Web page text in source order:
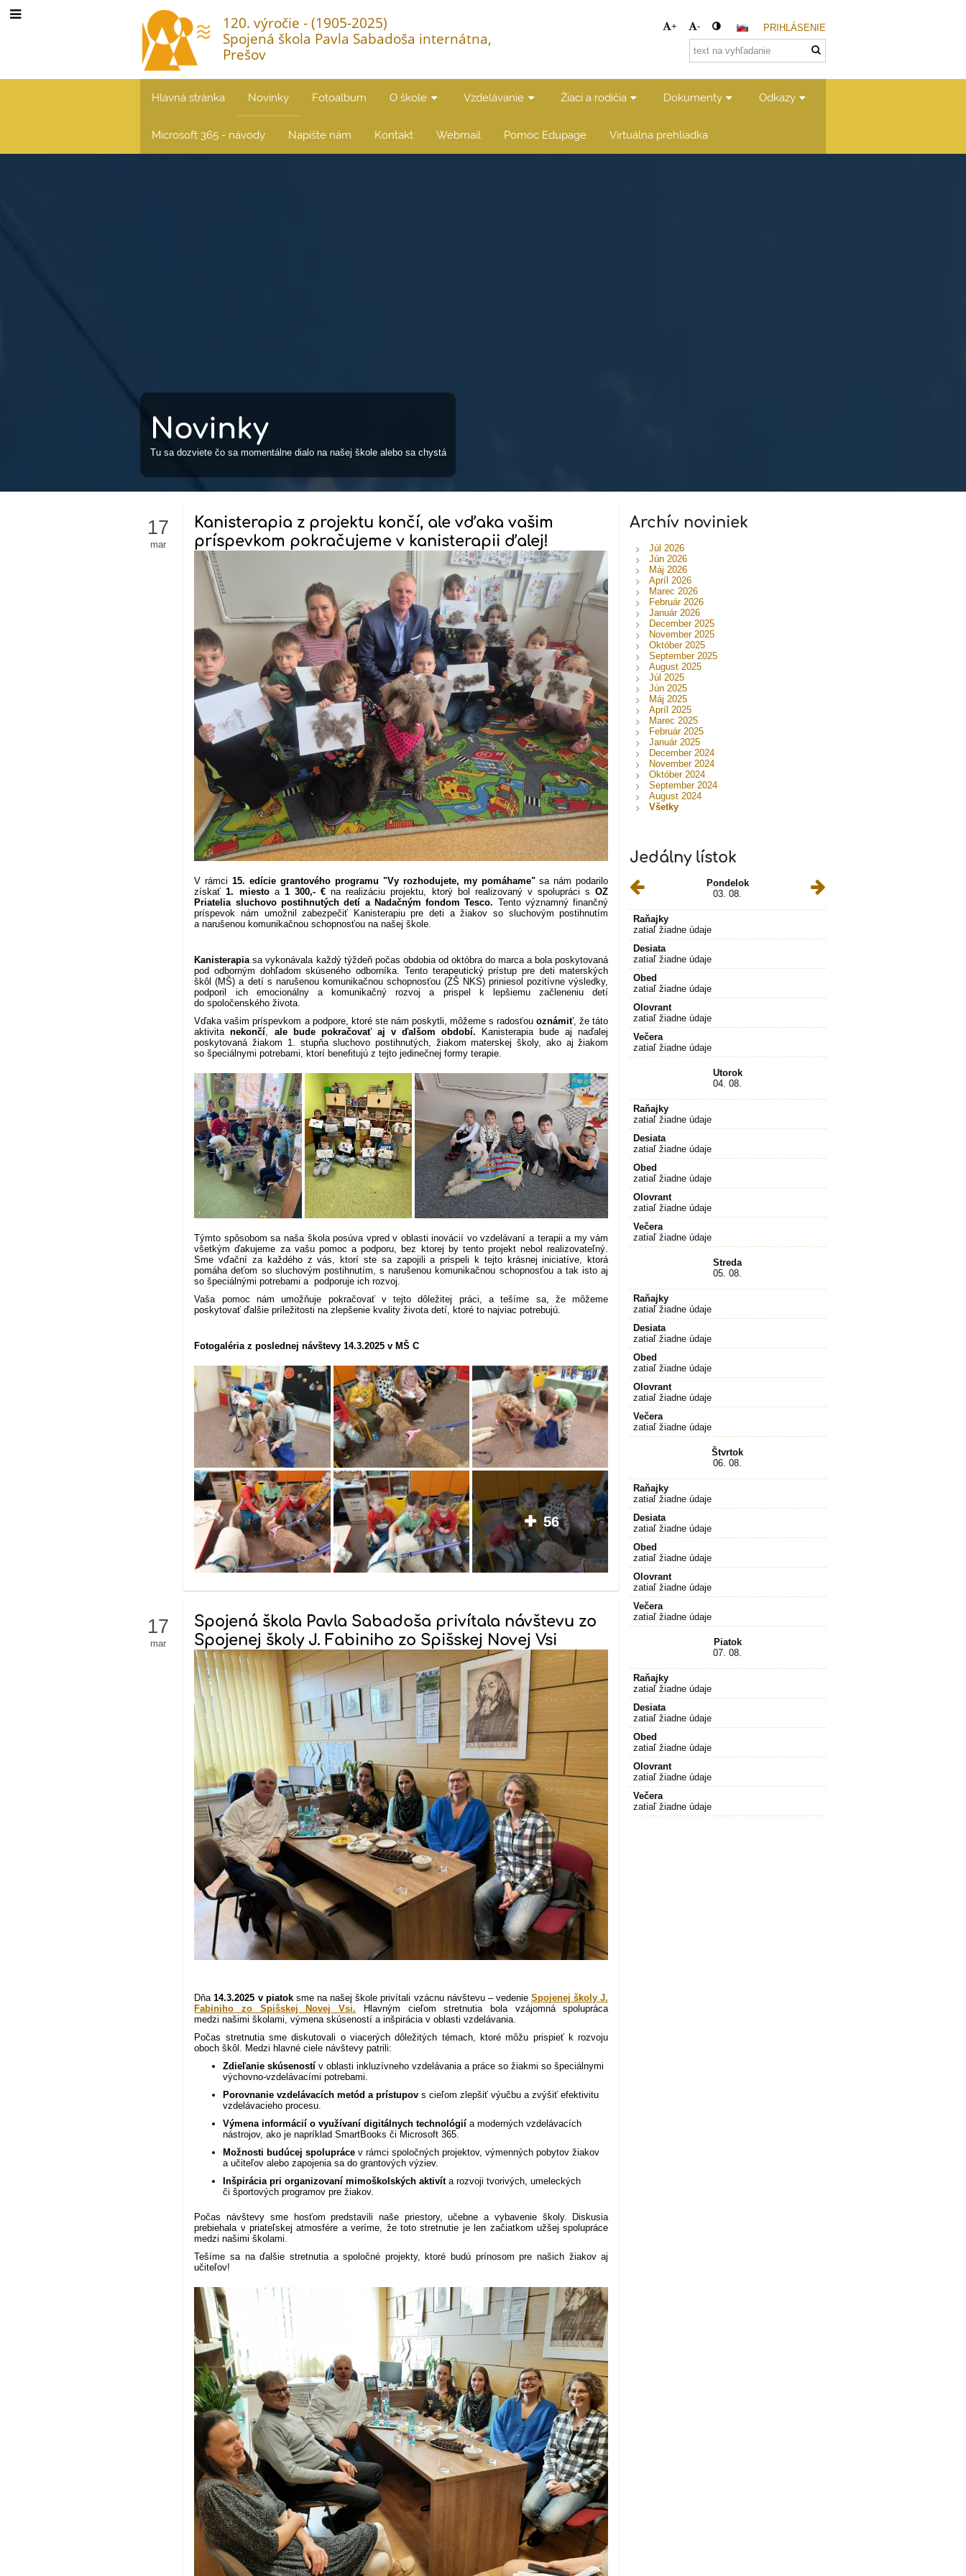
120. výročie - (1905-2025)
Spojená škola Pavla Sabadoša internátna,
Prešov
+ - PRIHLÁSENIE
Hlavná stránka Novinky Fotoalbum O škole Vzdelávanie Žiaci a rodičia Dokumenty Odkazy
Microsoft 365 - návody Napíšte nám Kontakt Webmail Pomoc Edupage Virtuálna prehliadka
Novinky
Tu sa dozviete čo sa momentálne dialo na našej škole alebo sa chystá
17
mar
Kanisterapia z projektu končí, ale vďaka vašim
príspevkom pokračujeme v kanisterapii ďalej!
V rámci15. edície grantového programu "Vy rozhodujete, my pomáhame"sa nám podarilo
získať1. miestoa 1 300,- €na realizáciu projektu, ktorý bol realizovaný v spolupráci sOZ
Priatelia sluchovo postihnutých detí a Nadačným fondom Tesco. Tento významný finančný
príspevok nám umožnil zabezpečiť Kanisterapiu pre deti a žiakov so sluchovým postihnutím
a narušenou komunikačnou schopnosťou na našej škole.
Kanisterapiasa vykonávala každý týždeň počas obdobia od októbra do marca a bola poskytovaná
pod odborným dohľadom skúseného odborníka. Tento terapeutický prístup pre deti materských
škôl (MŠ) a detí s narušenou komunikačnou schopnosťou (ZŠ NKS) priniesol pozitívne výsledky,
podporil ich emocionálny a komunikačný rozvoj a prispel k lepšiemu začleneniu detí
do spoločenského života.
Vďaka vašim príspevkom a podpore, ktoré ste nám poskytli, môžeme s radosťouoznámiť, že táto
aktivitanekončí ale bude pokračovať aj v ďalšom období. Kanisterapia bude aj naďalej
poskytovaná žiakom 1. stupňa sluchovo postihnutých, žiakom materskej školy, ako aj žiakom
so špeciálnymi potrebami, ktorí benefitujú z tejto jedinečnej formy terapie.
Týmto spôsobom sa naša škola posúva vpred v oblasti inovácií vo vzdelávaní a terapii a my vám
všetkým ďakujeme za vašu pomoc a podporu, bez ktorej by tento projekt nebol realizovateľný.
Sme vďační za každého z vás, ktorí ste sa zapojili a prispeli k tejto krásnej iniciatíve, ktorá
pomáha deťom so sluchovým postihnutím, s narušenou komunikačnou schopnosťou a tak isto aj
so špeciálnými potrebami a podporuje ich rozvoj.
Vaša pomoc nám umožňuje pokračovať v tejto dôležitej práci, a tešíme sa, že môžeme
poskytovať ďalšie príležitosti na zlepšenie kvality života detí, ktoré to najviac potrebujú.
Fotogaléria z poslednej návštevy 14.3.2025 v MŠ C
56
17
mar
Spojená škola Pavla Sabadoša privítala návštevu zo
Spojenej školy J. Fabiniho zo Spišskej Novej Vsi
Dňa14.3.2025 v piatoksme na našej škole privítali vzácnu návštevu – vedenieSpojenej školy J.
Fabiniho zo Spišskej Novej Vsi. Hlavným cieľom stretnutia bola vzájomná spolupráca
medzi našimi školami, výmena skúseností a inšpirácia v oblasti vzdelávania.
Počas stretnutia sme diskutovali o viacerých dôležitých témach, ktoré môžu prispieť k rozvoju
oboch škôl. Medzi hlavné ciele návštevy patrili:
Zdieľanie skúseností v oblasti inkluzívneho vzdelávania a práce so žiakmi so špeciálnymi
výchovno-vzdelávacími potrebami.
Porovnanie vzdelávacích metód a prístupov s cieľom zlepšiť výučbu a zvýšiť efektivitu
vzdelávacieho procesu.
Výmena informácií o využívaní digitálnych technológií a moderných vzdelávacích
nástrojov, ako je napríklad SmartBooks či Microsoft 365.
Možnosti budúcej spolupráce v rámci spoločných projektov, výmenných pobytov žiakov
a učiteľov alebo zapojenia sa do grantových výziev.
Inšpirácia pri organizovaní mimoškolských aktivíta rozvoji tvorivých, umeleckých
či športových programov pre žiakov.
Počas návštevy sme hosťom predstavili naše priestory, učebne a vybavenie školy. Diskusia
prebiehala v priateľskej atmosfére a veríme, že toto stretnutie je len začiatkom užšej spolupráce
medzi našimi školami.
Tešíme sa na ďalšie stretnutia a spoločné projekty, ktoré budú prínosom pre našich žiakov aj
učiteľov!
Archív noviniek
Júl 2026
Jún 2026
Máj 2026
Apríl 2026
Marec 2026
Február 2026
Január 2026
December 2025
November 2025
Október 2025
September 2025
August 2025
Júl 2025
Jún 2025
Máj 2025
Apríl 2025
Marec 2025
Február 2025
Január 2025
December 2024
November 2024
Október 2024
September 2024
August 2024
Všetky
Jedálny lístok
Pondelok
03. 08.
Raňajky
zatiaľ žiadne údaje
Desiata
zatiaľ žiadne údaje
Obed
zatiaľ žiadne údaje
Olovrant
zatiaľ žiadne údaje
Večera
zatiaľ žiadne údaje
Utorok
04. 08.
Raňajky
zatiaľ žiadne údaje
Desiata
zatiaľ žiadne údaje
Obed
zatiaľ žiadne údaje
Olovrant
zatiaľ žiadne údaje
Večera
zatiaľ žiadne údaje
Streda
05. 08.
Raňajky
zatiaľ žiadne údaje
Desiata
zatiaľ žiadne údaje
Obed
zatiaľ žiadne údaje
Olovrant
zatiaľ žiadne údaje
Večera
zatiaľ žiadne údaje
Štvrtok
06. 08.
Raňajky
zatiaľ žiadne údaje
Desiata
zatiaľ žiadne údaje
Obed
zatiaľ žiadne údaje
Olovrant
zatiaľ žiadne údaje
Večera
zatiaľ žiadne údaje
Piatok
07. 08.
Raňajky
zatiaľ žiadne údaje
Desiata
zatiaľ žiadne údaje
Obed
zatiaľ žiadne údaje
Olovrant
zatiaľ žiadne údaje
Večera
zatiaľ žiadne údaje